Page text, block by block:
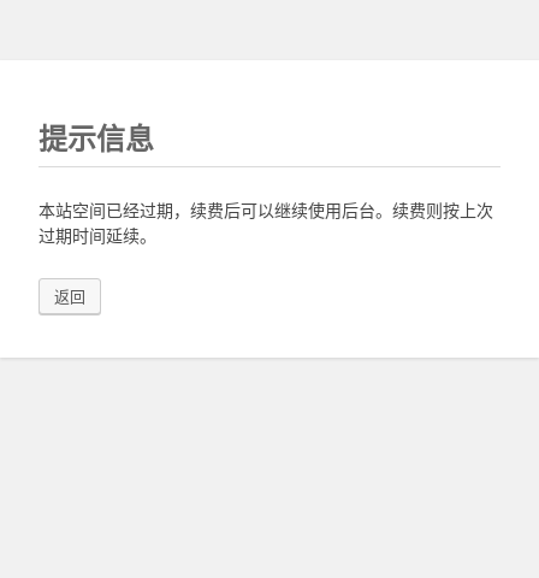
提示信息
本站空间已经过期，续费后可以继续使用后台。续费则按上次
过期时间延续。
返回